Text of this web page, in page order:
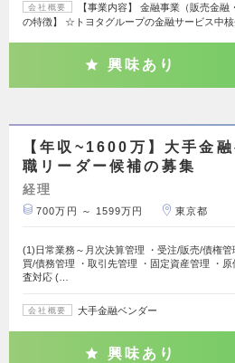
会社概要
【事業内容】 金融事業（販売金
の特徴】 ☆トヨタグループの金融サービス中
興味あり
【年収~1600万】大手金
職リーダー候補の募集
経理
700万円 ～ 1599万円 東京都
(1)日常業務～月次決算管理 ・受注/販売/債権管
買/債務管理 ・取引先管理 ・固定資産管理 ・原
査対応 (…
会社概要 大手金融ベンダー
興味あり